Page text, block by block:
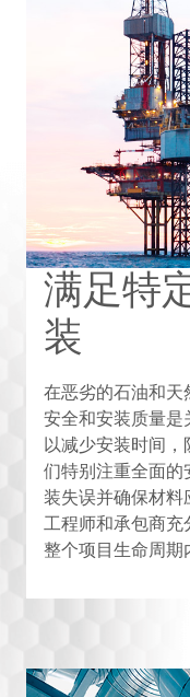
满足特
装
在恶劣的石油和天
安全和安装质量是
以减少安装时间
们特别注重全面
装失误并确保材料
工程师和承包商
整个项目生命周期